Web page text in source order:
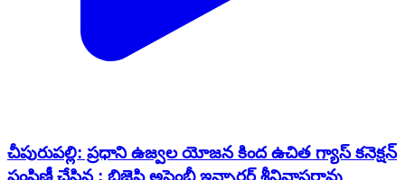
చీపురుపల్లి: ప్రధాని ఉజ్వల యోజన కింద ఉచిత గ్యాస్ కనెక్షన్
పంపిణీ చేసిన : బిజెపి అసెంబ్లీ ఇన్చార్జర్ శ్రీనివాసరావు